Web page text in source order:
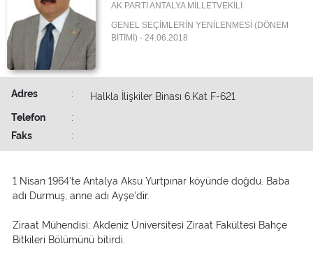
AK PARTİ ANTALYA MİLLETVEKİLİ
GENEL SEÇİMLERİN YENİLENMESİ (DÖNEM
BİTİMİ) - 24.06.2018
Adres :
Halkla İlişkiler Binası 6.Kat F-621
Telefon
:
Faks
:
1 Nisan 1964'te Antalya Aksu Yurtpınar köyünde doğdu. Baba
adı Durmuş, anne adı Ayşe'dir.
Ziraat Mühendisi; Akdeniz Üniversitesi Ziraat Fakültesi Bahçe
Bitkileri Bölümünü bitirdi.